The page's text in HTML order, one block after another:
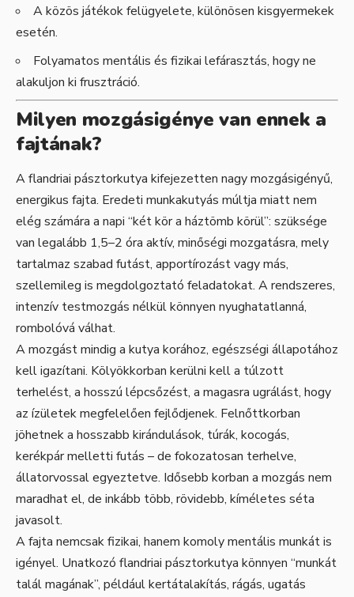
A közös játékok felügyelete, különösen kisgyermekek
esetén.
Folyamatos mentális és fizikai lefárasztás, hogy ne
alakuljon ki frusztráció.
Milyen mozgásigénye van ennek a
fajtának?
A flandriai pásztorkutya kifejezetten nagy mozgásigényű,
energikus fajta. Eredeti munkakutyás múltja miatt nem
elég számára a napi “két kör a háztömb körül”: szüksége
van legalább 1,5–2 óra aktív, minőségi mozgatásra, mely
tartalmaz szabad futást, apportírozást vagy más,
szellemileg is megdolgoztató feladatokat. A rendszeres,
intenzív testmozgás nélkül könnyen nyughatatlanná,
rombolóvá válhat.
A mozgást mindig a kutya korához, egészségi állapotához
kell igazítani. Kölyökkorban kerülni kell a túlzott
terhelést, a hosszú lépcsőzést, a magasra ugrálást, hogy
az ízületek megfelelően fejlődjenek. Felnőttkorban
jöhetnek a hosszabb kirándulások, túrák, kocogás,
kerékpár melletti futás – de fokozatosan terhelve,
állatorvossal egyeztetve. Idősebb korban a mozgás nem
maradhat el, de inkább több, rövidebb, kíméletes séta
javasolt.
A fajta nemcsak fizikai, hanem komoly mentális munkát is
igényel. Unatkozó flandriai pásztorkutya könnyen “munkát
talál magának”, például kertátalakítás, rágás, ugatás